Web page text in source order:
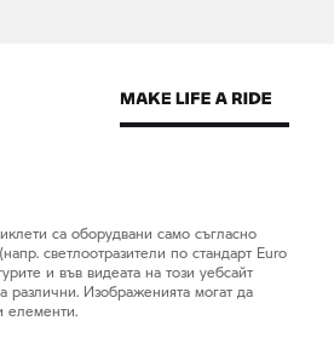
са оборудвани само съгласно
светлоотразители по стандарт Euro
и във видеата на този уебсайт
различни. Изображенията могат да
елементи.